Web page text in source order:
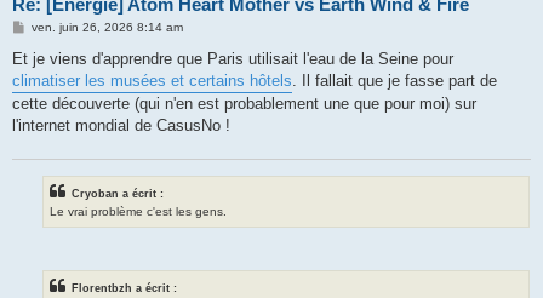
Re: [Energie] Atom Heart Mother vs Earth Wind & Fire
M
s
s
a
g
ven. juin 26, 2026 8:14 am
Et je viens d'apprendre que Paris utilisait l'eau de la Seine pour
climatiser les musées et certains hôtels. Il fallait que je fasse part de
cette découverte (qui n'en est probablement une que pour moi) sur
l'internet mondial de CasusNo !
Cryoban a écrit :
Le vrai problème c'est les gens.
Florentbzh a écrit :